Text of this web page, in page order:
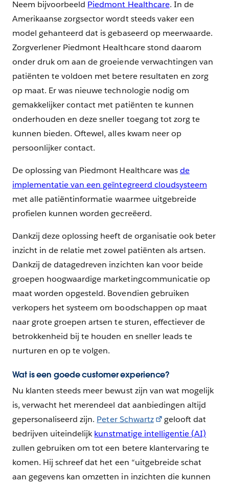
Neem bijvoorbeeld Piedmont Healthcare. In de
Amerikaanse zorgsector wordt steeds vaker een
model gehanteerd dat is gebaseerd op meerwaarde.
Zorgverlener Piedmont Healthcare stond daarom
onder druk om aan de groeiende verwachtingen van
patiënten te voldoen met betere resultaten en zorg
op maat. Er was nieuwe technologie nodig om
gemakkelijker contact met patiënten te kunnen
onderhouden en deze sneller toegang tot zorg te
kunnen bieden. Oftewel, alles kwam neer op
persoonlijker contact.
De oplossing van Piedmont Healthcare wasde
implementatie van een geïntegreerd cloudsysteem
met alle patiëntinformatie waarmee uitgebreide
profielen kunnen worden gecreëerd.
Dankzij deze oplossing heeft de organisatie ook beter
inzicht in de relatie met zowel patiënten als artsen.
Dankzij de datagedreven inzichten kan voor beide
groepen hoogwaardige marketingcommunicatie op
maat worden opgesteld. Bovendien gebruiken
verkopers het systeem om boodschappen op maat
naar grote groepen artsen te sturen, effectiever de
betrokkenheid bij te houden en sneller leads te
nurturen en op te volgen.
Wat is een goede customer experience?
Nu klanten steeds meer bewust zijn van wat mogelijk
is, verwacht het merendeel dat aanbiedingen altijd
gepersonaliseerd zijn. Peter Schwartz
gelooft dat
bedrijven uiteindelijkkunstmatige intelligentie (AI)
zullen gebruiken om tot een betere klantervaring te
komen. Hij schreef dat het een “uitgebreide schat
aan gegevens kan omzetten in inzichten die kunnen